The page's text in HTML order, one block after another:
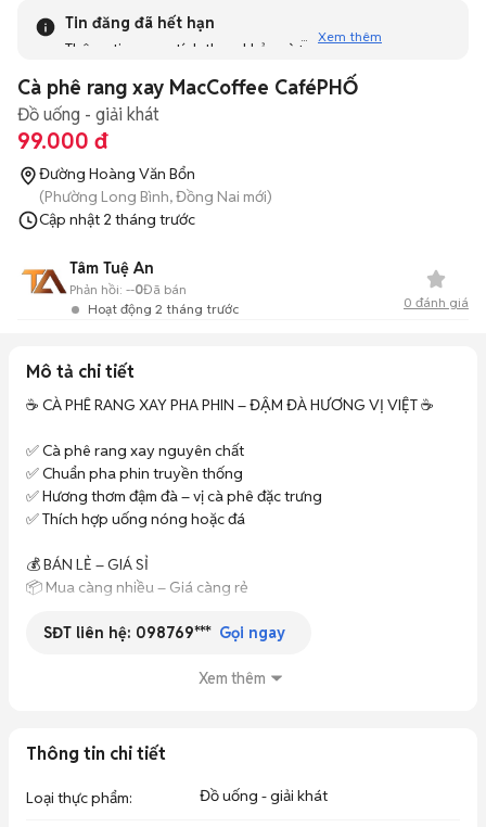
Tin đăng đã hết hạn
Thông tin mang tính tham khảo và bạn không thể liên hệ
với người bán. Bạn hãy tham khảo thêm các tin đăng
tương tự khác dưới đây nhé!
Xem thêm
Cà phê rang xay MacCoffee CaféPHỐ
Đồ uống - giải khát
99.000 đ
Đường Hoàng Văn Bổn
(Phường Long Bình, Đồng Nai mới)
Cập nhật 2 tháng trước
Tâm Tuệ An
Hoạt động 2 tháng trước
Phản hồi: --0Đã bán
0 đánh giá
Mô tả chi tiết
☕ CÀ PHÊ RANG XAY PHA PHIN – ĐẬM ĐÀ HƯƠNG VỊ VIỆT ☕
✅ Cà phê rang xay nguyên chất
✅ Chuẩn pha phin truyền thống
✅ Hương thơm đậm đà – vị cà phê đặc trưng
✅ Thích hợp uống nóng hoặc đá
💰 BÁN LẺ – GIÁ SỈ
📦 Mua càng nhiều – Giá càng rẻ
🔸 1 Túi: 99.000đ
🔸 Combo 3 Túi: 269.000đ
🎁 Phù hợp sử dụng gia đình, văn phòng, quán nước và làm quà
SĐT liên hệ: 098769*** Gọi ngay
Xem thêm
Thông tin chi tiết
Loại thực phẩm: Đồ uống - giải khát